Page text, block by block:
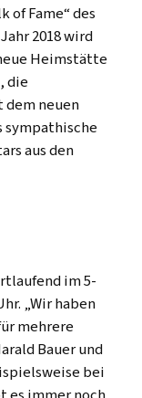
of Fame“ des
2018 wird
Heimstätte
die
neuen
sympathische
aus den
im 5-
„Wir haben
mehrere
Bauer und
bei